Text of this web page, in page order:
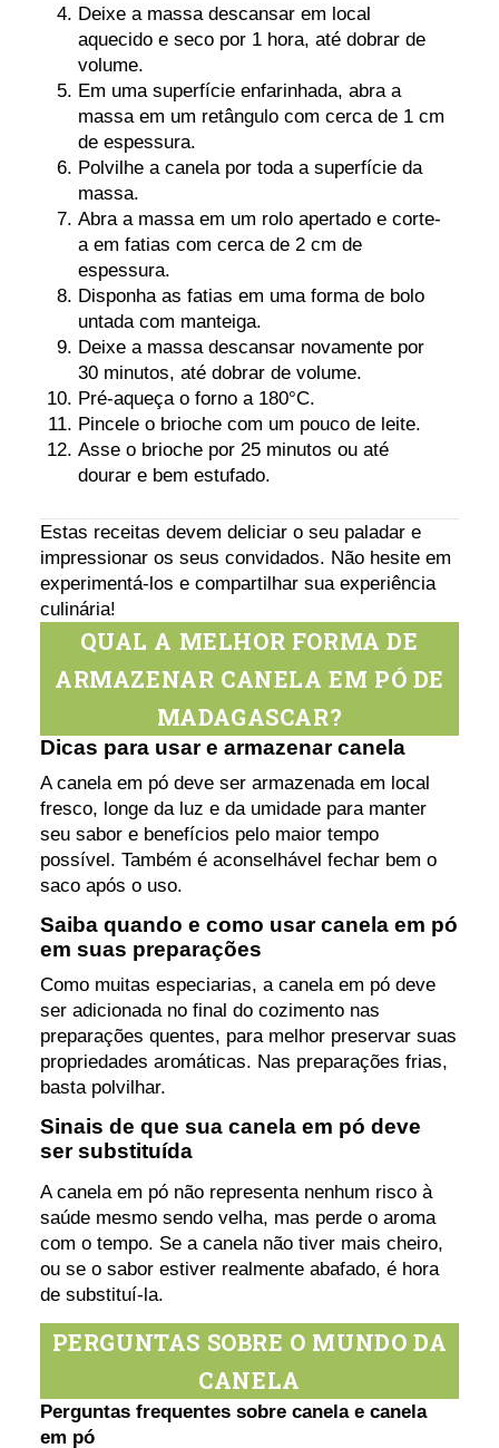
Deixe a massa descansar em local
aquecido e seco por 1 hora, até dobrar de
volume.
Em uma superfície enfarinhada, abra a
massa em um retângulo com cerca de 1 cm
de espessura.
Polvilhe a canela por toda a superfície da
massa.
Abra a massa em um rolo apertado e corte-
a em fatias com cerca de 2 cm de
espessura.
Disponha as fatias em uma forma de bolo
untada com manteiga.
Deixe a massa descansar novamente por
30 minutos, até dobrar de volume.
Pré-aqueça o forno a 180°C.
Pincele o brioche com um pouco de leite.
Asse o brioche por 25 minutos ou até
dourar e bem estufado.
Estas receitas devem deliciar o seu paladar e
impressionar os seus convidados. Não hesite em
experimentá-los e compartilhar sua experiência
culinária!
QUAL A MELHOR FORMA DE
ARMAZENAR CANELA EM PÓ DE
MADAGASCAR?
Dicas para usar e armazenar canela
A canela em pó deve ser armazenada em local
fresco, longe da luz e da umidade para manter
seu sabor e benefícios pelo maior tempo
possível. Também é aconselhável fechar bem o
saco após o uso.
Saiba quando e como usar canela em pó
em suas preparações
Como muitas especiarias, a canela em pó deve
ser adicionada no final do cozimento nas
preparações quentes, para melhor preservar suas
propriedades aromáticas. Nas preparações frias,
basta polvilhar.
Sinais de que sua canela em pó deve
ser substituída
A canela em pó não representa nenhum risco à
saúde mesmo sendo velha, mas perde o aroma
com o tempo. Se a canela não tiver mais cheiro,
ou se o sabor estiver realmente abafado, é hora
de substituí-la.
PERGUNTAS SOBRE O MUNDO DA
CANELA
Perguntas frequentes sobre canela e canela
em pó